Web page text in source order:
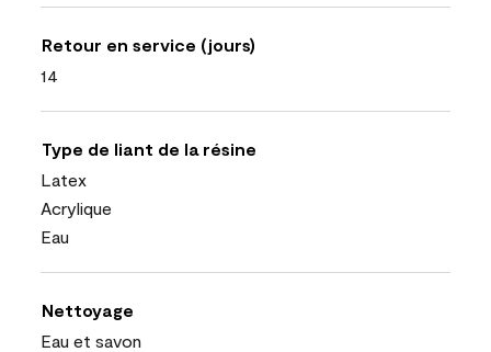
Retour en service (jours)
14
Type de liant de la résine
Latex
Acrylique
Eau
Nettoyage
Eau et savon